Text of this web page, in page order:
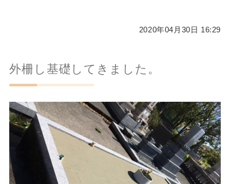
2020年04月30日 16:29
外柵し基礎してきました。